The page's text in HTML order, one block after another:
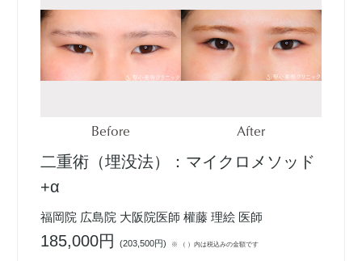
Before After
二重術（埋没法）：マイクロメソッド
+α
福岡院 広島院 大阪院医師 權藤 理絵 医師
185,000円(203,500円) ※ （ ）内は税込みの金額です